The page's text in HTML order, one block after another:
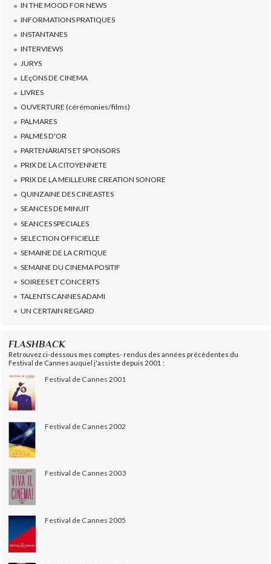
IN THE MOOD FOR NEWS
INFORMATIONS PRATIQUES
INSTANTANES
INTERVIEWS
JURYS
LEçONS DE CINEMA
LIVRES
OUVERTURE (cérémonies/films)
PALMARES
PALMES D'OR
PARTENARIATS ET SPONSORS
PRIX DE LA CITOYENNETE
PRIX DE LA MEILLEURE CREATION SONORE
QUINZAINE DES CINEASTES
SEANCES DE MINUIT
SEANCES SPECIALES
SELECTION OFFICIELLE
SEMAINE DE LA CRITIQUE
SEMAINE DU CINEMA POSITIF
SOIREES ET CONCERTS
TALENTS CANNES ADAMI
UN CERTAIN REGARD
FLASHBACK
Retrouvez ci-dessous mes comptes- rendus des années précèdentes du
Festival de Cannes auquel j'assiste depuis 2001 :
Festival de Cannes 2001
Festival de Cannes 2002
Festival de Cannes 2003
Festival de Cannes 2005